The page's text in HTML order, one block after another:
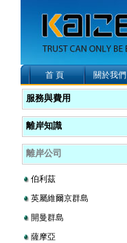
首 頁 關於我們
服務與費用
離岸知識
離岸公司
伯利茲
英屬維爾京群島
開曼群島
薩摩亞